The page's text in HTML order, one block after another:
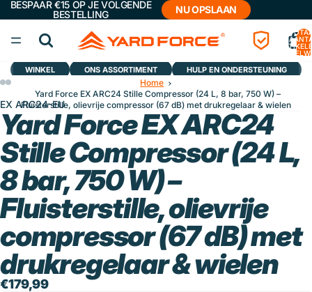
BESPAAR €15 OP JE VOLGENDE
BESTELLING
NU OPSLAAN
WINKEL ONS ASSORTIMENT HULP EN ONDERSTEUNING
Home
Yard Force EX ARC24 Stille Compressor (24 L, 8 bar, 750 W) –
Fluisterstille, olievrije compressor (67 dB) met drukregelaar & wielen
EX ARC24-EU
Yard Force EX ARC24
Stille Compressor (24 L,
8 bar, 750 W) –
Fluisterstille, olievrije
compressor (67 dB) met
drukregelaar & wielen
€179,99